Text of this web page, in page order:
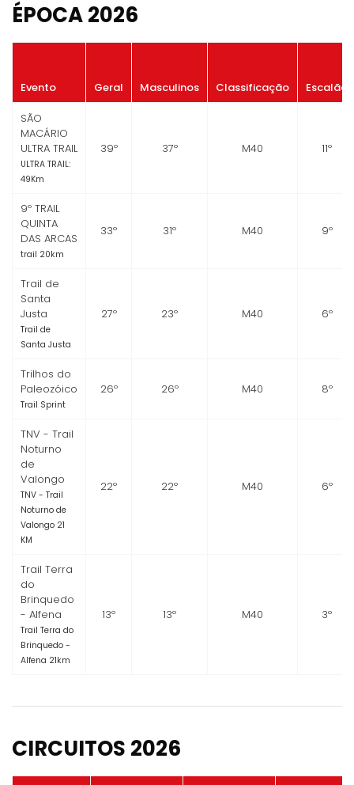
ÉPOCA 2026
Evento Geral Masculinos Classificação Escalão
SÃO
MACÁRIO
ULTRA TRAIL
ULTRA TRAIL:
49Km
39º 37º M40 11º
9º TRAIL
QUINTA
DAS ARCAS
trail 20km
33º 31º M40 9º
Trail de
Santa
Justa
Trail de
Santa Justa
27º 23º M40 6º
Trilhos do
Paleozóico
Trail Sprint
26º 26º M40 8º
TNV - Trail
Noturno
de
Valongo
TNV - Trail
Noturno de
Valongo 21
KM
22º 22º M40 6º
Trail Terra
do
Brinquedo
- Alfena
Trail Terra do
Brinquedo -
Alfena 21km
13º 13º M40 3º
CIRCUITOS 2026